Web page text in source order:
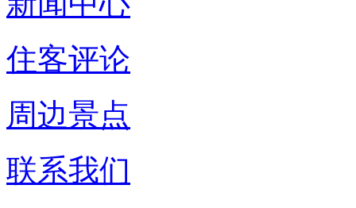
住客评论
周边景点
联系我们